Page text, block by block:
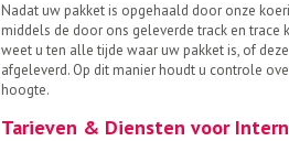
Nadat uw pakket is opgehaald door onze
middels de door ons geleverde track en trace
weet u ten alle tijde waar uw pakket is, of
afgeleverd. Op dit manier houdt u controle
hoogte.
Tarieven & Diensten voor